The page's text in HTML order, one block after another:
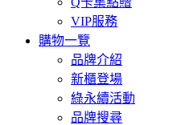
VIP服務
購物一覽
品牌介紹
新櫃登場
綠永續活動
品牌搜尋